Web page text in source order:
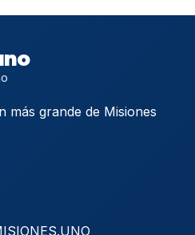
más grande de Misiones